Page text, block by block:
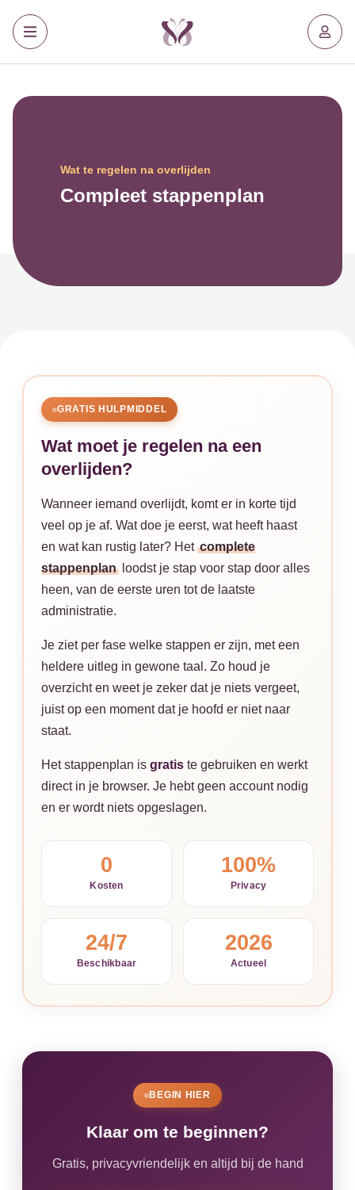
Wat te regelen na overlijden
Compleet stappenplan
GRATIS HULPMIDDEL
Wat moet je regelen na een
overlijden?
Wanneer iemand overlijdt, komt er in korte tijd
veel op je af. Wat doe je eerst, wat heeft haast
en wat kan rustig later? Het complete
stappenplan
loodst je stap voor stap door alles
heen, van de eerste uren tot de laatste
administratie.
Je ziet per fase welke stappen er zijn, met een
heldere uitleg in gewone taal. Zo houd je
overzicht en weet je zeker dat je niets vergeet,
juist op een moment dat je hoofd er niet naar
staat.
Het stappenplan is gratis te gebruiken en werkt
direct in je browser. Je hebt geen account nodig
en er wordt niets opgeslagen.
0
Kosten
100%
Privacy
24/7
Beschikbaar
2026
Actueel
BEGIN HIER
Klaar om te beginnen?
Gratis, privacyvriendelijk en altijd bij de hand